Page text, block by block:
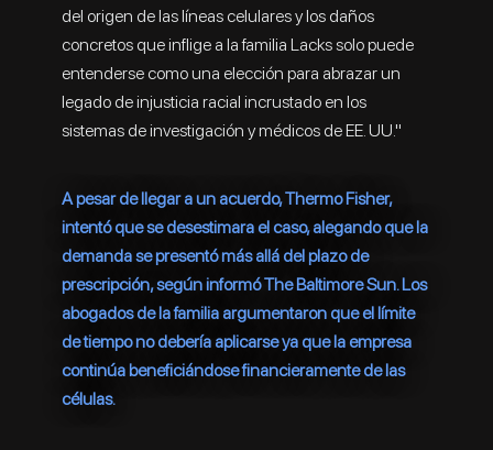
del origen de las líneas celulares y los daños
concretos que inflige a la familia Lacks solo puede
entenderse como una elección para abrazar un
legado de injusticia racial incrustado en los
sistemas de investigación y médicos de EE. UU."
A pesar de llegar a un acuerdo, Thermo Fisher,
intentó que se desestimara el caso, alegando que la
demanda se presentó más allá del plazo de
prescripción, según informó The Baltimore Sun. Los
abogados de la familia argumentaron que el límite
de tiempo no debería aplicarse ya que la empresa
continúa beneficiándose financieramente de las
células.